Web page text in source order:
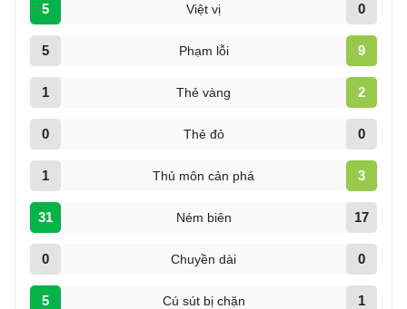
5 Việt vị 0
5 Phạm lỗi 9
1 Thẻ vàng 2
0 Thẻ đỏ 0
1 Thủ môn cản phá 3
31 Ném biên 17
0 Chuyền dài 0
5 Cú sút bị chặn 1